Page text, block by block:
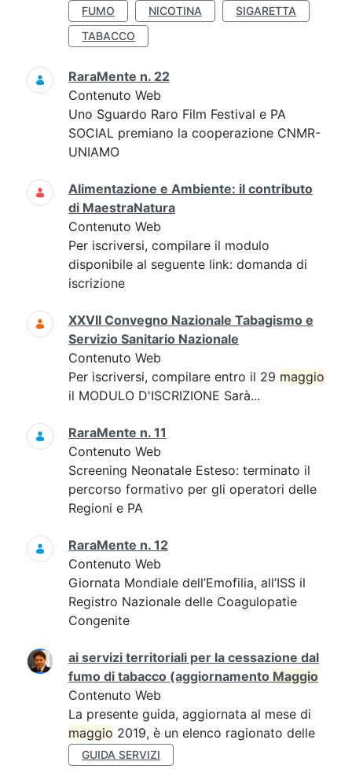
FUMO NICOTINA
SIGARETTA
TABACCO
RaraMente n. 22
Contenuto Web
Uno Sguardo Raro Film Festival e PA
SOCIAL premiano la cooperazione CNMR-
UNIAMO
Alimentazione e Ambiente: il contributo
di MaestraNatura
Contenuto Web
Per iscriversi, compilare il modulo
disponibile al seguente link: domanda di
iscrizione
XXVII Convegno Nazionale Tabagismo e
Servizio Sanitario Nazionale
Contenuto Web
Per iscriversi, compilare entro il 29 maggio
il MODULO D'ISCRIZIONE Sarà...
RaraMente n. 11
Contenuto Web
Screening Neonatale Esteso: terminato il
percorso formativo per gli operatori delle
Regioni e PA
RaraMente n. 12
Contenuto Web
Giornata Mondiale dell’Emofilia, all’ISS il
Registro Nazionale delle Coagulopatie
Congenite
ai servizi territoriali per la cessazione dal
fumo di tabacco (aggiornamento Maggio
Contenuto Web
La presente guida, aggiornata al mese di
maggio 2019, è un elenco ragionato delle
GUIDA SERVIZI